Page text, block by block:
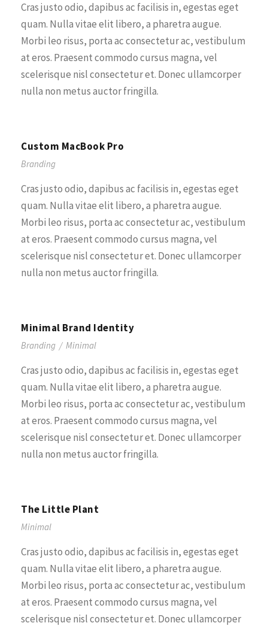
Cras justo odio, dapibus ac facilisis in, egestas eget
quam. Nulla vitae elit libero, a pharetra augue.
Morbi leo risus, porta ac consectetur ac, vestibulum
at eros. Praesent commodo cursus magna, vel
scelerisque nisl consectetur et. Donec ullamcorper
nulla non metus auctor fringilla.
Custom MacBook Pro
Branding
Cras justo odio, dapibus ac facilisis in, egestas eget
quam. Nulla vitae elit libero, a pharetra augue.
Morbi leo risus, porta ac consectetur ac, vestibulum
at eros. Praesent commodo cursus magna, vel
scelerisque nisl consectetur et. Donec ullamcorper
nulla non metus auctor fringilla.
Minimal Brand Identity
Branding / Minimal
Cras justo odio, dapibus ac facilisis in, egestas eget
quam. Nulla vitae elit libero, a pharetra augue.
Morbi leo risus, porta ac consectetur ac, vestibulum
at eros. Praesent commodo cursus magna, vel
scelerisque nisl consectetur et. Donec ullamcorper
nulla non metus auctor fringilla.
The Little Plant
Minimal
Cras justo odio, dapibus ac facilisis in, egestas eget
quam. Nulla vitae elit libero, a pharetra augue.
Morbi leo risus, porta ac consectetur ac, vestibulum
at eros. Praesent commodo cursus magna, vel
scelerisque nisl consectetur et. Donec ullamcorper